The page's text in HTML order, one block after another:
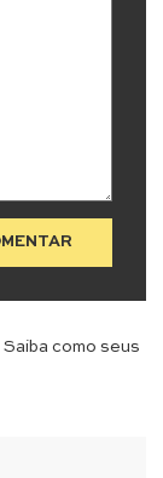
Saiba como seus